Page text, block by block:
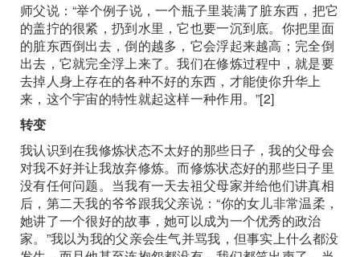
师父说：“举个例子说，一个瓶子里装满了脏东西，把它
的盖拧的很紧，扔到水里，它也要一沉到底。你把里面
的脏东西倒出去，倒的越多，它会浮起来越高；完全倒
出去，它就完全浮上来了。我们在修炼过程中，就是要
去掉人身上存在的各种不好的东西，才能使你升华上
来，这个宇宙的特性就起这样一种作用。”[2]
转变
我认识到在我修炼状态不太好的那些日子，我的父母会
对我不好并让我放弃修炼。而修炼状态好的那些日子里
没有任何问题。当我有一天去祖父母家并给他们讲真相
后，第二天我的爷爷跟我父亲说：“你的女儿非常温柔，
她讲了一个很好的故事，她可以成为一个优秀的政治
家。”我以为我的父亲会生气并骂我，但事实上什么都没